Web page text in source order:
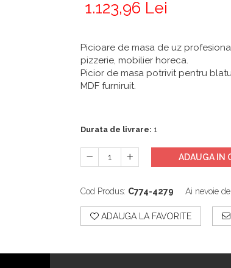
1.123,96 Lei
Picioare de masa de uz
pizzerie, mobilier horeca.
Picior de masa potrivit pentru
MDF furniruit.
Durata de livrare: 1
ADAUGA IN
Cod Produs: C774-4279 Ai nevoie
ADAUGA LA FAVORITE